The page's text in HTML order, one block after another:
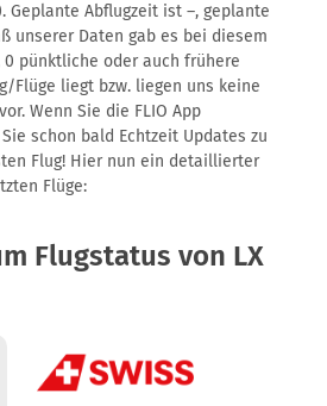
Geplante Abflugzeit ist –, geplante
unserer Daten gab es bei diesem
0 pünktliche oder auch frühere
Flüge liegt bzw. liegen uns keine
Wenn Sie die FLIO App
schon bald Echtzeit Updates zu
Flug! Hier nun ein detaillierter
Flüge:
Flugstatus von LX